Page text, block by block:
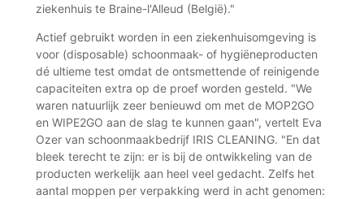
ziekenhuis te Braine-l'Alleud (België)."
Actief gebruikt worden in een ziekenhuisomgeving is
voor (disposable) schoonmaak- of hygiëneproducten
dé ultieme test omdat de ontsmettende of reinigende
capaciteiten extra op de proef worden gesteld. "We
waren natuurlijk zeer benieuwd om met de MOP2GO
en WIPE2GO aan de slag te kunnen gaan", vertelt Eva
Ozer van schoonmaakbedrijf IRIS CLEANING. "En dat
bleek terecht te zijn: er is bij de ontwikkeling van de
producten werkelijk aan heel veel gedacht. Zelfs het
aantal moppen per verpakking werd in acht genomen: